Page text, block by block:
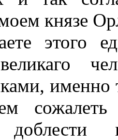
князе
этого
доблести